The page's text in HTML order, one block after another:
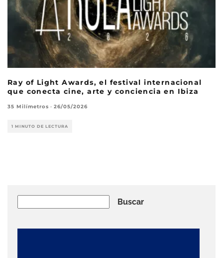
Ray of Light Awards, el festival internacional
que conecta cine, arte y conciencia en Ibiza
35 Milímetros · 26/05/2026
1 MINUTO DE LECTURA
Buscar